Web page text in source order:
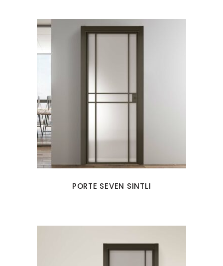
PORTE SEVEN SINTLI